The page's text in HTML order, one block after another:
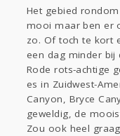
Het gebied
mooi maar ben er
zo. Of toch te kort
een dag minder bij
Rode rots-achtige
es in Zuidwest-
Canyon, Bryce
geweldig, de
Zou ook heel